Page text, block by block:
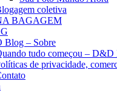
coletiva
BAGAGEM
Blog – Sobre
tudo começou –
de privacidade,